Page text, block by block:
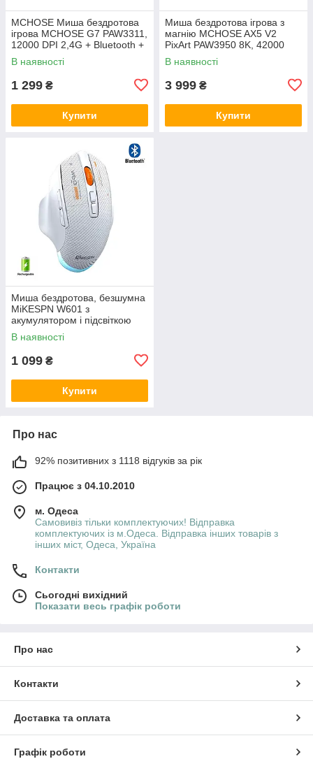
MCHOSE Миша бездротова
ігрова MCHOSE G7 PAW3311,
12000 DPI 2,4G + Bluetooth +
Wired White
В наявності
1 299 ₴
Купити
Миша бездротова ігрова з
магнію MCHOSE AX5 V2
PixArt PAW3950 8K, 42000
DPI 2,4G+Bluetooth+Wired
В наявності
3 999 ₴
Купити
Миша бездротова, безшумна
MiKESPN W601 з
акумулятором і підсвіткою
2,4G + Bluetooth White
В наявності
1 099 ₴
Купити
Про нас
92% позитивних з 1118 відгуків за рік
Працює з 04.10.2010
м. Одеса
Самовивіз тільки комплектуючих! Відправка
комплектуючих із м.Одеса. Відправка інших товарів з
інших міст, Одеса, Україна
Контакти
Сьогодні вихідний
Показати весь графік роботи
Про нас
Контакти
Доставка та оплата
Графік роботи